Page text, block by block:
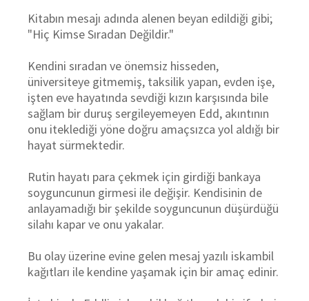
Kitabın mesajı adında alenen beyan edildiği gibi;
"Hiç Kimse Sıradan Değildir."
Kendini sıradan ve önemsiz hisseden,
üniversiteye gitmemiş, taksilik yapan, evden işe,
işten eve hayatında sevdiği kızın karşısında bile
sağlam bir duruş sergileyemeyen Edd, akıntının
onu iteklediği yöne doğru amaçsızca yol aldığı bir
hayat sürmektedir.
Rutin hayatı para çekmek için girdiği bankaya
soyguncunun girmesi ile değişir. Kendisinin de
anlayamadığı bir şekilde soyguncunun düşürdüğü
silahı kapar ve onu yakalar.
Bu olay üzerine evine gelen mesaj yazılı iskambil
kağıtları ile kendine yaşamak için bir amaç edinir.